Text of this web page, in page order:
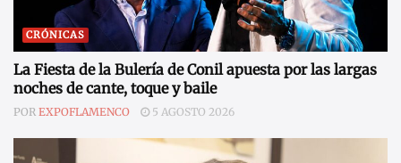
CRÓNICAS
La Fiesta de la Bulería de Conil apuesta por las largas
noches de cante, toque y baile
POR EXPOFLAMENCO 5 AGOSTO 2026